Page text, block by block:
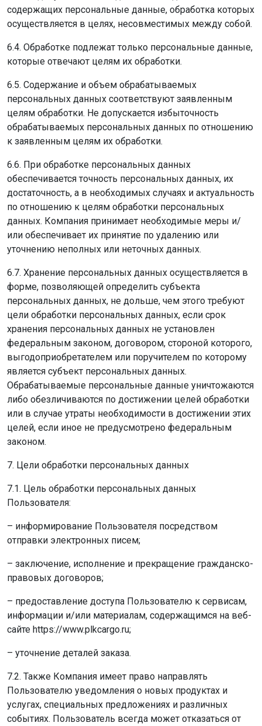
содержащих персональные данные, обработка которых
осуществляется в целях, несовместимых между собой.
6.4. Обработке подлежат только персональные данные,
которые отвечают целям их обработки.
6.5. Содержание и объем обрабатываемых
персональных данных соответствуют заявленным
целям обработки. Не допускается избыточность
обрабатываемых персональных данных по отношению
к заявленным целям их обработки.
6.6. При обработке персональных данных
обеспечивается точность персональных данных, их
достаточность, а в необходимых случаях и актуальность
по отношению к целям обработки персональных
данных. Компания принимает необходимые меры и/
или обеспечивает их принятие по удалению или
уточнению неполных или неточных данных.
6.7. Хранение персональных данных осуществляется в
форме, позволяющей определить субъекта
персональных данных, не дольше, чем этого требуют
цели обработки персональных данных, если срок
хранения персональных данных не установлен
федеральным законом, договором, стороной которого,
выгодоприобретателем или поручителем по которому
является субъект персональных данных.
Обрабатываемые персональные данные уничтожаются
либо обезличиваются по достижении целей обработки
или в случае утраты необходимости в достижении этих
целей, если иное не предусмотрено федеральным
законом.
7. Цели обработки персональных данных
7.1. Цель обработки персональных данных
Пользователя:
– информирование Пользователя посредством
отправки электронных писем;
– заключение, исполнение и прекращение гражданско-
правовых договоров;
– предоставление доступа Пользователю к сервисам,
информации и/или материалам, содержащимся на веб-
сайте https://www.plkcargo.ru;
– уточнение деталей заказа.
7.2. Также Компания имеет право направлять
Пользователю уведомления о новых продуктах и
услугах, специальных предложениях и различных
событиях. Пользователь всегда может отказаться от